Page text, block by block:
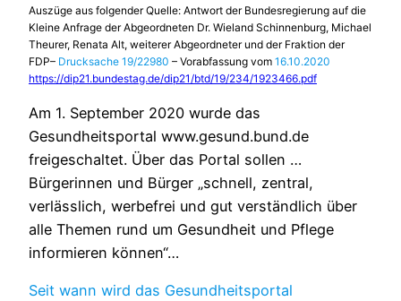
Auszüge aus folgender Quelle: Antwort der Bundesregierung auf die
Kleine Anfrage der Abgeordneten Dr. Wieland Schinnenburg, Michael
Theurer, Renata Alt, weiterer Abgeordneter und der Fraktion der
FDP– Drucksache 19/22980 – Vorabfassung vom 16.10.2020
https://dip21.bundestag.de/dip21/btd/19/234/1923466.pdf
Am 1. September 2020 wurde das
Gesundheitsportal www.gesund.bund.de
freigeschaltet. Über das Portal sollen …
Bürgerinnen und Bürger „schnell, zentral,
verlässlich, werbefrei und gut verständlich über
alle Themen rund um Gesundheit und Pflege
informieren können“…
Seit wann wird das Gesundheitsportal